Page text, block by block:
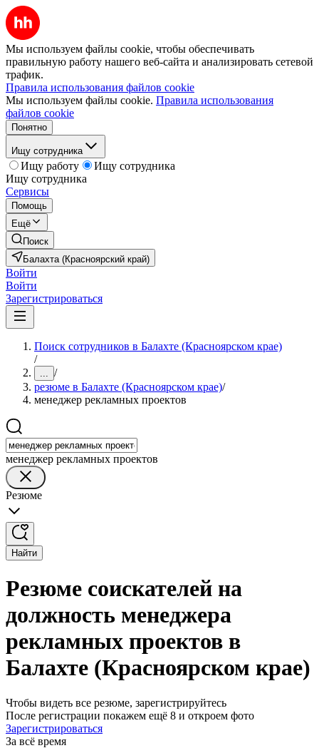
Мы используем файлы cookie, чтобы обеспечивать
правильную работу нашего веб-сайта и анализировать сетевой
трафик.
Правила использования файлов cookie
Мы используем файлы cookie. Правила использования
файлов cookie
Понятно
Ищу сотрудника
Ищу работу
Ищу сотрудника
Ищу сотрудника
Сервисы
Помощь
Ещё
Поиск
Балахта (Красноярский край)
Войти
Войти
Зарегистрироваться
Поиск сотрудников в Балахте (Красноярском крае)
/
... /
резюме в Балахте (Красноярском крае)/
менеджер рекламных проектов
менеджер рекламных проектов
Резюме
Найти
Резюме соискателей на
должность менеджера
рекламных проектов в
Балахте (Красноярском крае)
Чтобы видеть все резюме, зарегистрируйтесь
После регистрации покажем ещё 8 и откроем фото
Зарегистрироваться
За всё время